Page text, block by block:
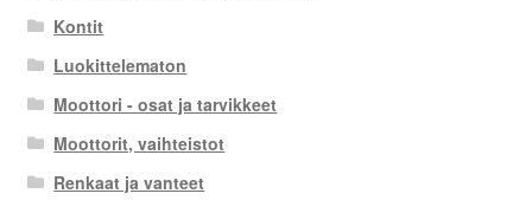
Kontit
Luokittelematon
Moottori - osat ja tarvikkeet
Moottorit, vaihteistot
Renkaat ja vanteet